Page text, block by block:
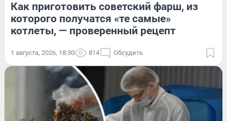
Как приготовить советский фарш, из
которого получатся «те самые»
котлеты, — проверенный рецепт
1 августа, 2026, 18:30 814 Обсудить